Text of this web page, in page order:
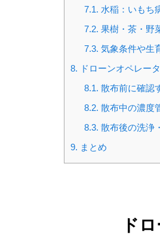
7.1. 水稲：いもち
7.2. 果樹・茶・野
7.3. 気象条件や生
8. ドローンオペレー
8.1. 散布前に確認
8.2. 散布中の濃度
8.3. 散布後の洗浄
9. まとめ
ド